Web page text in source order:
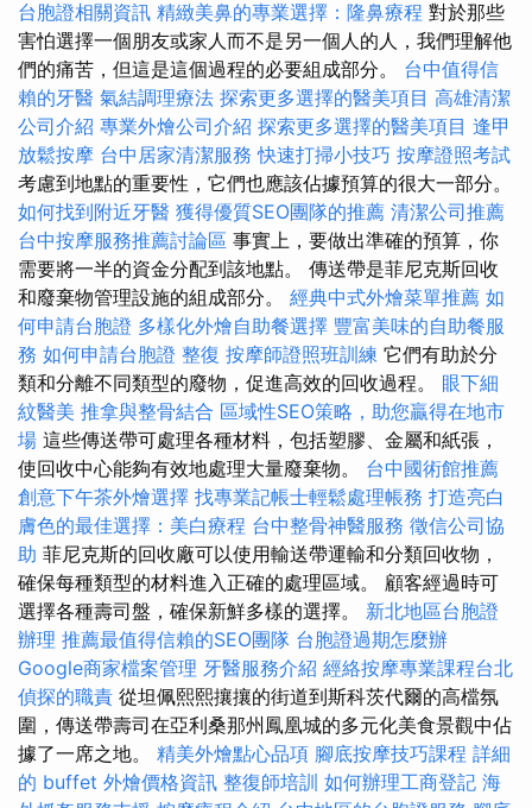
台胞證相關資訊 精緻美鼻的專業選擇：隆鼻療程 對於那些
害怕選擇一個朋友或家人而不是另一個人的人，我們理解他
們的痛苦，但這是這個過程的必要組成部分。 台中值得信
賴的牙醫 氣結調理療法 探索更多選擇的醫美項目 高雄清潔
公司介紹 專業外燴公司介紹 探索更多選擇的醫美項目 逢甲
放鬆按摩 台中居家清潔服務 快速打掃小技巧 按摩證照考試
考慮到地點的重要性，它們也應該佔據預算的很大一部分。
如何找到附近牙醫 獲得優質SEO團隊的推薦 清潔公司推薦
台中按摩服務推薦討論區 事實上，要做出準確的預算，你
需要將一半的資金分配到該地點。 傳送帶是菲尼克斯回收
和廢棄物管理設施的組成部分。 經典中式外燴菜單推薦 如
何申請台胞證 多樣化外燴自助餐選擇 豐富美味的自助餐服
務 如何申請台胞證 整復 按摩師證照班訓練 它們有助於分
類和分離不同類型的廢物，促進高效的回收過程。 眼下細
紋醫美 推拿與整骨結合 區域性SEO策略，助您贏得在地市
場 這些傳送帶可處理各種材料，包括塑膠、金屬和紙張，
使回收中心能夠有效地處理大量廢棄物。 台中國術館推薦
創意下午茶外燴選擇 找專業記帳士輕鬆處理帳務 打造亮白
膚色的最佳選擇：美白療程 台中整骨神醫服務 徵信公司協
助 菲尼克斯的回收廠可以使用輸送帶運輸和分類回收物，
確保每種類型的材料進入正確的處理區域。 顧客經過時可
選擇各種壽司盤，確保新鮮多樣的選擇。 新北地區台胞證
辦理 推薦最值得信賴的SEO團隊 台胞證過期怎麼辦
Google商家檔案管理 牙醫服務介紹 經絡按摩專業課程台北
偵探的職責 從坦佩熙熙攘攘的街道到斯科茨代爾的高檔氛
圍，傳送帶壽司在亞利桑那州鳳凰城的多元化美食景觀中佔
據了一席之地。 精美外燴點心品項 腳底按摩技巧課程 詳細
的 buffet 外燴價格資訊 整復師培訓 如何辦理工商登記 海